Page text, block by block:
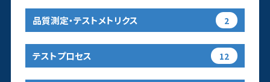
品質測定・テストメトリクス 2
テストプロセス 12